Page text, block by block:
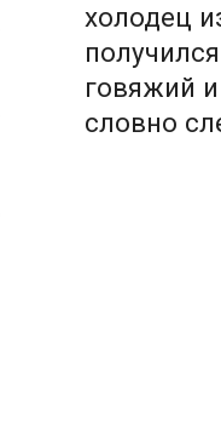
холодец
говяжий
словно